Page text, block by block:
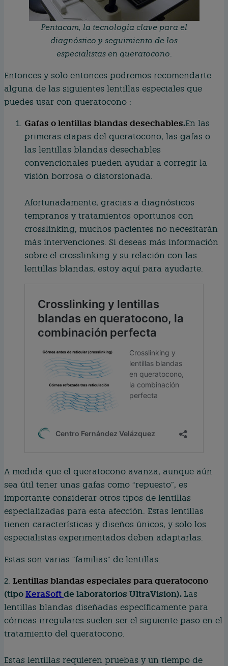
Pentacam, la tecnología clave para el
diagnóstico y seguimiento de los
especialistas en queratocono.
Entonces y solo entonces podremos recomendarte
alguna de las siguientes lentillas especiales que
puedes usar con queratocono :
Gafas o lentillas blandas desechables.En las
primeras etapas del queratocono, las gafas o
las lentillas blandas desechables
convencionales pueden ayudar a corregir la
visión borrosa o distorsionada.
Afortunadamente, gracias a diagnósticos
tempranos y tratamientos oportunos con
crosslinking, muchos pacientes no necesitarán
más intervenciones. Si deseas más información
sobre el crosslinking y su relación con las
lentillas blandas, estoy aquí para ayudarte.
A medida que el queratocono avanza, aunque aún
sea útil tener unas gafas como “repuesto”, es
importante considerar otros tipos de lentillas
especializadas para esta afección. Estas lentillas
tienen características y diseños únicos, y solo los
especialistas experimentados deben adaptarlas.
Estas son varias “familias” de lentillas:
2. Lentillas blandas especiales para queratocono
(tipoKeraSoftde laboratorios UltraVision). Las
lentillas blandas diseñadas específicamente para
córneas irregulares suelen ser el siguiente paso en el
tratamiento del queratocono.
Estas lentillas requieren pruebas y un tiempo de